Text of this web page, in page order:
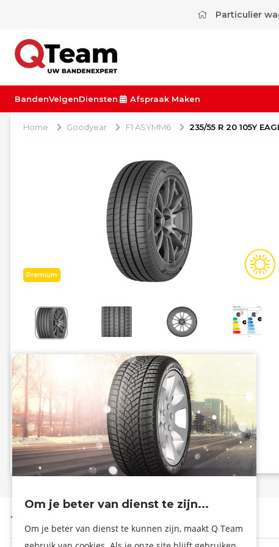
Om je beter van dienst te zijn...
Om je beter van dienst te kunnen zijn, maakt Q Team
Particulier
BandenVelgenDiensten Afspraak Maken
Home Goodyear F1 ASYMM6 235/55 R 20 105Y
Premium
B A
B - 70 dB
Info eprel